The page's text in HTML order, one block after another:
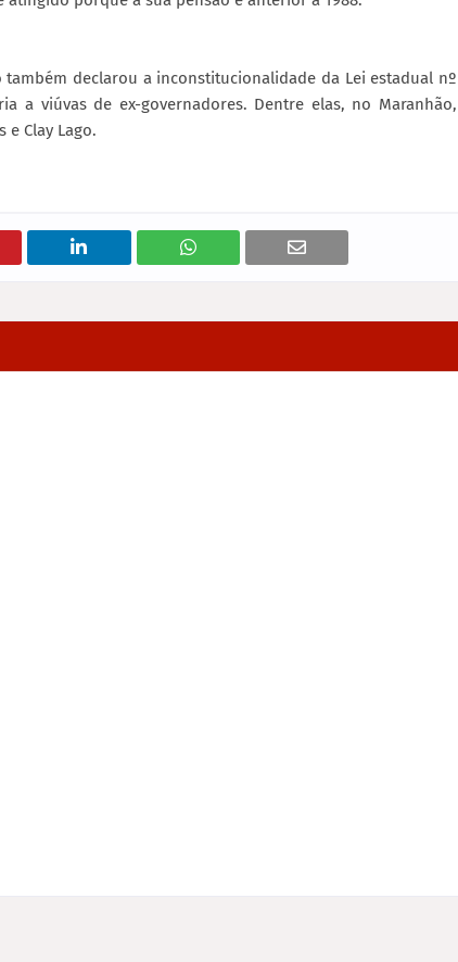
declarou a inconstitucionalidade da Lei estadual nº
a viúvas de ex-governadores. Dentre elas, no Maranhão,
e Clay Lago.